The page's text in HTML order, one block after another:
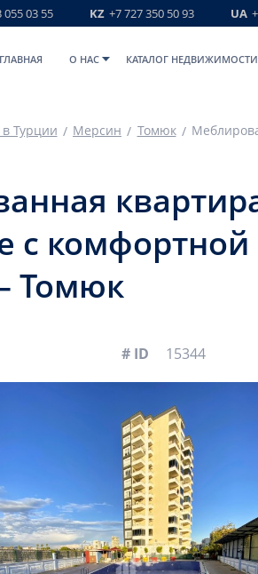
055 03 55 KZ +7 727 350 50 93 UA
ГЛАВНАЯ O НАС КАТАЛОГ НЕДВИЖИМОСТИ
Турции Мерсин Томюк
с
Томюк
# ID 15344